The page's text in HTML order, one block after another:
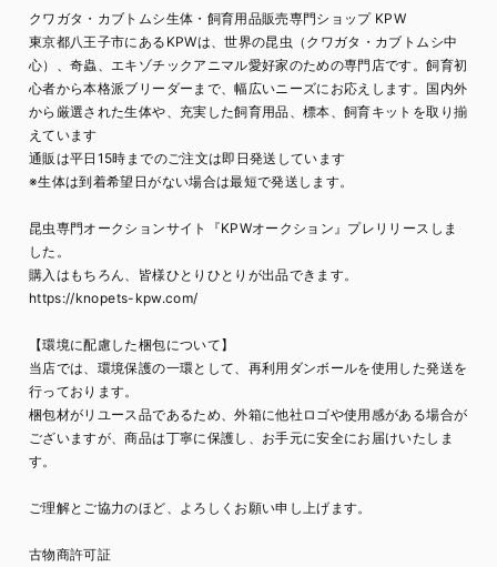
クワガタ・カブトムシ生体・飼育用品販売専門ショップ KPW
東京都八王子市にあるKPWは、世界の昆虫（クワガタ・カブトムシ中
心）、奇蟲、エキゾチックアニマル愛好家のための専門店です。飼育初
心者から本格派ブリーダーまで、幅広いニーズにお応えします。国内外
から厳選された生体や、充実した飼育用品、標本、飼育キットを取り揃
えています
通販は平日15時までのご注文は即日発送しています
※生体は到着希望日がない場合は最短で発送します。
昆虫専門オークションサイト『KPWオークション』プレリリースしま
した。
購入はもちろん、皆様ひとりひとりが出品できます。
https://knopets-kpw.com/
【環境に配慮した梱包について】
当店では、環境保護の一環として、再利用ダンボールを使用した発送を
行っております。
梱包材がリユース品であるため、外箱に他社ロゴや使用感がある場合が
ございますが、商品は丁寧に保護し、お手元に安全にお届けいたしま
す。
ご理解とご協力のほど、よろしくお願い申し上げます。
古物商許可証